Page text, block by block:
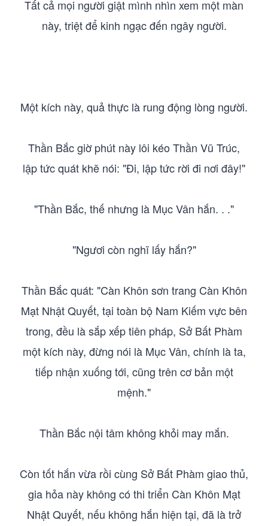
Tất cả mọi người giật mình nhìn xem một màn
này, triệt để kinh ngạc đến ngây người.
Một kích này, quả thực là rung động lòng người.
Thần Bắc giờ phút này lôi kéo Thần Vũ Trúc,
lập tức quát khẽ nói: "Đi, lập tức rời đi nơi đây!"
"Thần Bắc, thế nhưng là Mục Vân hắn. . ."
"Ngươi còn nghĩ lấy hắn?"
Thần Bắc quát: "Càn Khôn sơn trang Càn Khôn
Mạt Nhật Quyết, tại toàn bộ Nam Kiếm vực bên
trong, đều là sắp xếp tiên pháp, Sở Bất Phàm
một kích này, đừng nói là Mục Vân, chính là ta,
tiếp nhận xuống tới, cũng trên cơ bản một
mệnh."
Thần Bắc nội tâm không khỏi may mắn.
Còn tốt hắn vừa rồi cùng Sở Bất Phàm giao thủ,
gia hỏa này không có thi triển Càn Khôn Mạt
Nhật Quyết, nếu không hắn hiện tại, đã là trở